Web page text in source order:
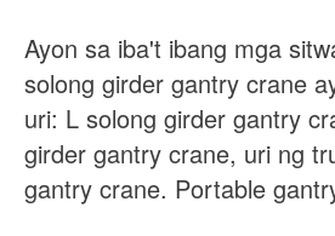
Ayon sa iba't ibang mga
solong girder gantry crane
uri: L solong girder gantry
girder gantry crane, uri ng
gantry crane. Portable